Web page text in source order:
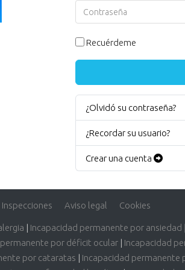
Contraseña
Recuérdeme
¿Olvidó su contraseña?
¿Recordar su usuario?
Crear una cuenta
Inspecciones Aviso legal Cookies
| Incapacidad permanente por ansiedad
por déficit ocular | Incapacidad
por cataratas | Incapacidad permanente